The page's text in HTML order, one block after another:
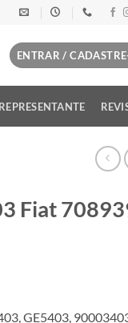
ENTRAR /
Fiat
GE5403,